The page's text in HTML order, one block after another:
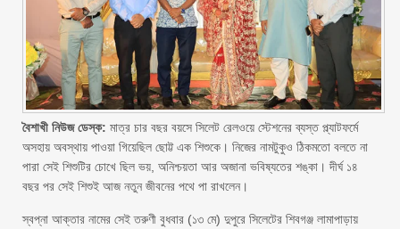
বৈশাখী নিউজ ডেস্ক: মাত্র চার বছর বয়সে সিলেট রেলওয়ে স্টেশনের ব্যস্ত প্ল্যাটফর্মে
অসহায় অবস্থায় পাওয়া গিয়েছিল ছোট্ট এক শিশুকে। নিজের নামটুকুও ঠিকমতো বলতে না
পারা সেই শিশুটির চোখে ছিল ভয়, অনিশ্চয়তা আর অজানা ভবিষ্যতের শঙ্কা। দীর্ঘ ১৪
বছর পর সেই শিশুই আজ নতুন জীবনের পথে পা রাখলেন।
স্বপ্না আক্তার নামের সেই তরুণী বুধবার (১৩ মে) দুপুরে সিলেটের শিবগঞ্জ লামাপাড়ায়